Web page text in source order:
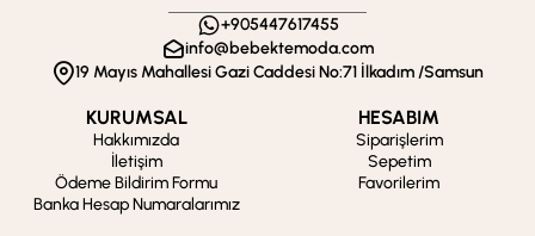
+905447617455
info@bebektemoda.com
19 Mayıs Mahallesi Gazi Caddesi No:71 İlkadım /Samsun
KURUMSAL
Hakkımızda
İletişim
Ödeme Bildirim Formu
Banka Hesap Numaralarımız
HESABIM
Siparişlerim
Sepetim
Favorilerim